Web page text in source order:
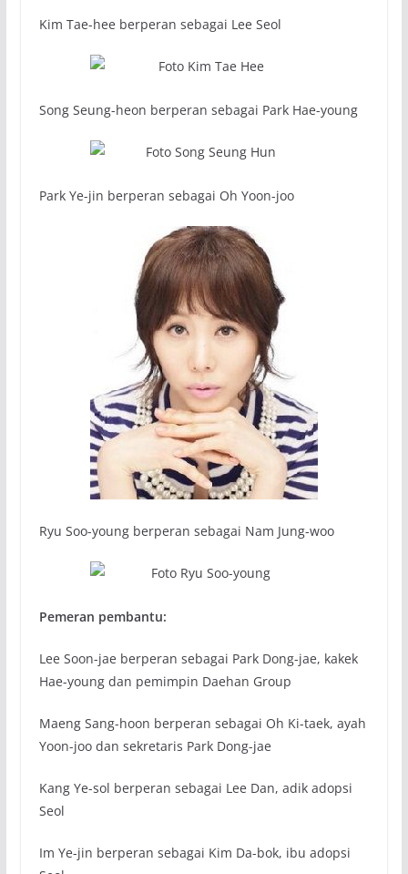
Kim Tae-hee berperan sebagai Lee Seol
Song Seung-heon berperan sebagai Park Hae-young
Park Ye-jin berperan sebagai Oh Yoon-joo
Ryu Soo-young berperan sebagai Nam Jung-woo
Pemeran pembantu:
Lee Soon-jae berperan sebagai Park Dong-jae, kakek
Hae-young dan pemimpin Daehan Group
Maeng Sang-hoon berperan sebagai Oh Ki-taek, ayah
Yoon-joo dan sekretaris Park Dong-jae
Kang Ye-sol berperan sebagai Lee Dan, adik adopsi
Seol
Im Ye-jin berperan sebagai Kim Da-bok, ibu adopsi